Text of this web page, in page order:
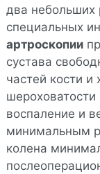
два небольших
специальных
артроскопии
сустава
частей кости
воспаление и
минимальным
колена